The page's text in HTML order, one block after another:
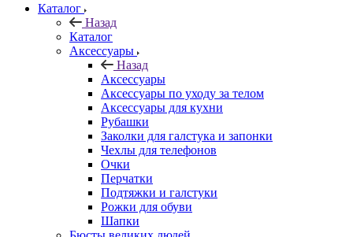
Каталог
Назад
Каталог
Аксессуары
Назад
Аксессуары
Аксессуары по уходу за телом
Аксессуары для кухни
Рубашки
Заколки для галстука и запонки
Чехлы для телефонов
Очки
Перчатки
Подтяжки и галстуки
Рожки для обуви
Шапки